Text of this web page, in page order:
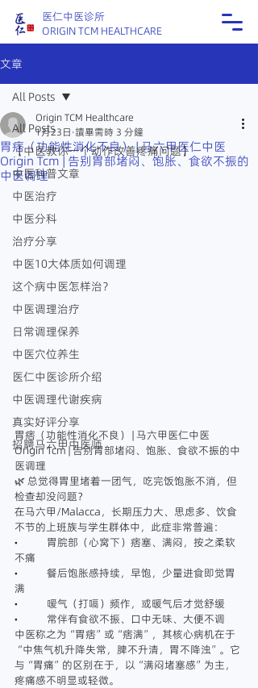
医仁中医诊所
ORIGIN TCM HEALTHCARE
文章
All Posts
【中医教你一个动作改善疼痛问题】
中医科普文章
中医治疗
中医分科
治疗分享
中医10大体质如何调理
这个病中医怎样治？
中医调理治疗
日常调理保养
中医穴位养生
医仁中医诊所介绍
中医调理代谢疾病
真实好评分享
招聘马六甲中医师
All Posts
胃痞（功能性消化不良） | 马六甲医仁中医
Origin Tcm | 告别胃部堵闷、饱胀、食欲不振的
中医调理
Origin TCM Healthcare
1月23日 讀畢需時 3 分鐘
胃痞（功能性消化不良） | 马六甲医仁中医
Origin Tcm | 告别胃部堵闷、饱胀、食欲不振的中
医调理
🌿 总觉得胃里堵着一团气，吃完饭饱胀不消，但
检查却没问题？
在马六甲/Malacca，长期压力大、思虑多、饮食
不节的上班族与学生群体中，此症非常普遍：
•	胃脘部（心窝下）痞塞、满闷，按之柔软
不痛
•	餐后饱胀感持续，早饱，少量进食即觉胃
满
•	嗳气（打嗝）频作，或暖气后才觉舒缓
•	常伴有食欲不振、口中无味、大便不调
中医称之为“胃痞”或“痞满”，其核心病机在于
“中焦气机升降失常，脾不升清，胃不降浊”。它
与“胃痛”的区别在于，以“满闷堵塞感”为主，
疼痛感不明显或轻微。